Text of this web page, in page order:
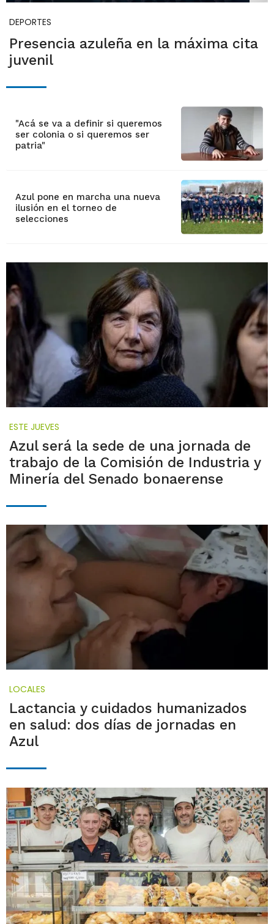
DEPORTES
Presencia azuleña en la máxima cita
juvenil
"Acá se va a definir si queremos
ser colonia o si queremos ser
patria"
Azul pone en marcha una nueva
ilusión en el torneo de
selecciones
ESTE JUEVES
Azul será la sede de una jornada de
trabajo de la Comisión de Industria y
Minería del Senado bonaerense
LOCALES
Lactancia y cuidados humanizados
en salud: dos días de jornadas en
Azul